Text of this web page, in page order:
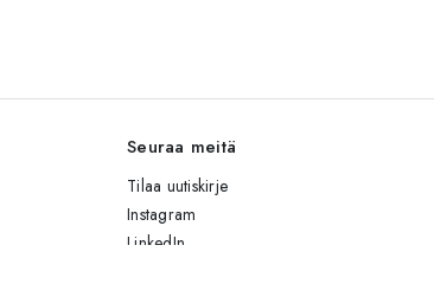
Seuraa meitä
Tilaa uutiskirje
Instagram
LinkedIn